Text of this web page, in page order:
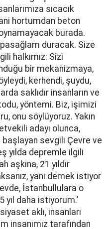
sıcacık
hortumdan beton
burada.
duracak. Size
halkımız: Sizi
bir mekanizmaya,
kerhendi, şuydu,
saklıdır insanların ve
yöntemi. Biz, işimizi
onu söylüyoruz. Yakın
adayı olunca,
sevgili Çevre ve
yılda depremle ilgili
aşkına, 21 yıldır
yani demek istiyor
İstanbullulara o
yıl daha istiyorum.’
aklı, insanları
insanımız tarafından